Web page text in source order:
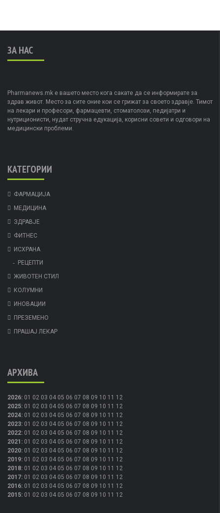
ЗА НАС
Pharmanews.mk е вашето место кога сакате да се информирате за
здрав живот. Место за сите оние кои се грижат за своето здравје. Тимот
на лекари и професори, фармацевти, стоматолози, педијатри и
нутриционисти, нудат стручна едукација, корисни совети и одговори на
медицински проблеми.
КАТЕГОРИИ
ФАРМАЦИЈА
МЕДИЦИНА
ЗДРАВЈЕ
ФИТНЕС
ИСХРАНА
РЕЦЕПТИ
ЖИВОТЕН СТИЛ
КОЛУМНИ
ИНОВАЦИИ
ПРЕЗЕМЕНО
ПРАШАЈ ЛЕКАР
АРХИВА
2026: 01 02 03 04 05 06 07 08 09 10 11 12
2025: 01 02 03 04 05 06 07 08 09 10 11 12
2024: 01 02 03 04 05 06 07 08 09 10 11 12
2023: 01 02 03 04 05 06 07 08 09 10 11 12
2022: 01 02 03 04 05 06 07 08 09 10 11 12
2021 : 01 02 03 04 05 06 07 08 09 10 11 12
2020: 01 02 03 04 05 06 07 08 09 10 11 12
2019: 01 02 03 04 05 06 07 08 09 10 11 12
2018: 01 02 03 04 05 06 07 08 09 10 11 12
2017: 01 02 03 04 05 06 07 08 09 10 11 12
2016: 01 02 03 04 05 06 07 08 09 10 11 12
2015: 01 02 03 04 05 06 07 08 09 10 11 12